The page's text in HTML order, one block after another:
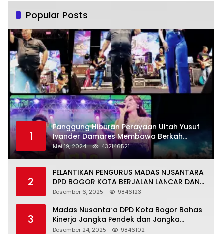
Popular Posts
1
Panggung Hiburan Perayaan Ultah Yusuf
Ivander Damares Membawa Berkah
Warga Kejapanan
Mei 19, 2024 432146521
2
PELANTIKAN PENGURUS MADAS NUSANTARA
DPD BOGOR KOTA BERJALAN LANCAR DAN
KHIDMAT
Desember 6, 2025 9846123
3
Madas Nusantara DPD Kota Bogor Bahas
Kinerja Jangka Pendek dan Jangka
Panjang
Desember 24, 2025 9846102